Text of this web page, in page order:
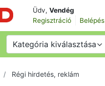
Üdv, Vendég
Regisztráció
Belépés
Kategória kiválasztása
Régi hirdetés, reklám